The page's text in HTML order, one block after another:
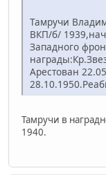
Тамручи
ВКП/б/
Западного
Арестован
Тамручи в
1940.